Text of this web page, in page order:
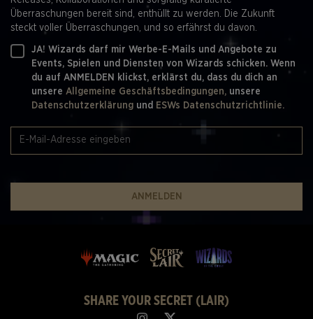
Überraschungen bereit sind, enthüllt zu werden. Die Zukunft
steckt voller Überraschungen, und so erfährst du davon.
JA! Wizards darf mir Werbe-E-Mails und Angebote zu
Events, Spielen und Diensten von Wizards schicken. Wenn
du auf ANMELDEN klickst, erklärst du, dass du dich an
unsere Allgemeine Geschäftsbedingungen, unsere
Datenschutzerklärung und ESWs Datenschutzrichtlinie.
ANMELDEN
SHARE YOUR SECRET (LAIR)